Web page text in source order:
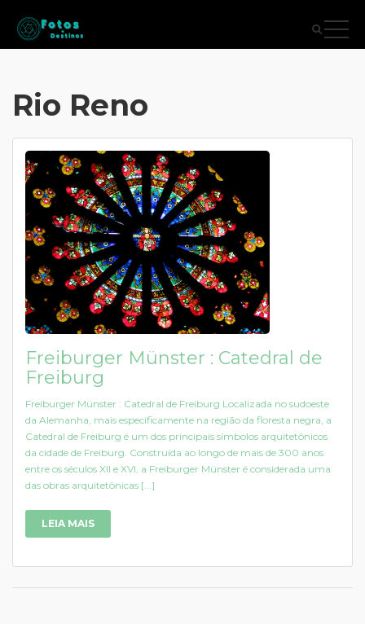
Rio Reno
Freiburger Münster : Catedral de
Freiburg
Freiburger Münster : Catedral de Freiburg Localizada no sudoeste
da Alemanha, mais especificamente na região da floresta negra, a
Catedral de Freiburg é um dos principais símbolos arquitetônicos
da cidade de Freiburg. Construída ao longo de mais de 300 anos
entre os séculos XII e XVI, a Freiburger Münster é considerada uma
das obras arquitetônicas [...]
LEIA MAIS